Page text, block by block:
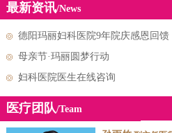
最新资讯/News
德阳玛丽妇科医院9年院庆感恩回馈
母亲节·玛丽圆梦行动
妇科医院医生在线咨询
医疗团队/Team